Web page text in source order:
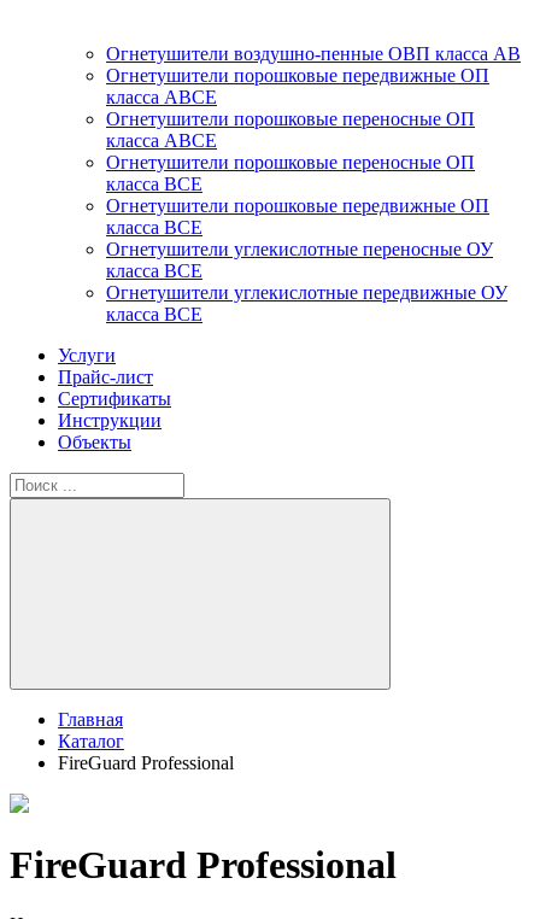
Огнетушители воздушно-пенные ОВП класса АВ
Огнетушители порошковые передвижные ОП
класса АВСЕ
Огнетушители порошковые переносные ОП
класса АВСЕ
Огнетушители порошковые переносные ОП
класса ВСЕ
Огнетушители порошковые передвижные ОП
класса ВСЕ
Огнетушители углекислотные переносные ОУ
класса ВСЕ
Огнетушители углекислотные передвижные ОУ
класса ВСЕ
Услуги
Прайс-лист
Сертификаты
Инструкции
Объекты
Главная
Каталог
FireGuard Professional
FireGuard Professional